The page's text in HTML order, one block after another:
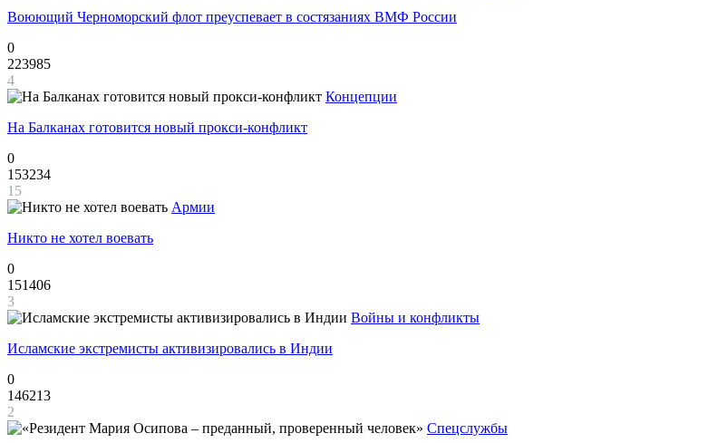
Воюющий Черноморский флот преуспевает в состязаниях ВМФ России
0
223985
4
Концепции
На Балканах готовится новый прокси-конфликт
0
153234
15
Армии
Никто не хотел воевать
0
151406
3
Войны и конфликты
Исламские экстремисты активизировались в Индии
0
146213
2
Спецслужбы